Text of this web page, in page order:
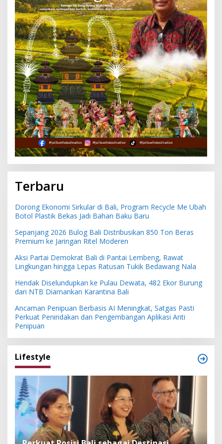
Terbaru
Dorong Ekonomi Sirkular di Bali, Program Recycle Me Ubah
Botol Plastik Bekas Jadi Bahan Baku Baru
Sepanjang 2026 Bulog Bali Distribusikan 850 Ton Beras
Premium ke Jaringan Ritel Moderen
Aksi Partai Demokrat Bali di Pantai Lembeng, Rawat
Lingkungan hingga Lepas Ratusan Tukik Bedawang Nala
Hendak Diselundupkan ke Pulau Dewata, 482 Ekor Burung
dari NTB Diamankan Karantina Bali
Ancaman Penipuan Berbasis AI Meningkat, Satgas Pasti
Perkuat Penindakan dan Pengembangan Aplikasi Anti
Penipuan
Lifestyle